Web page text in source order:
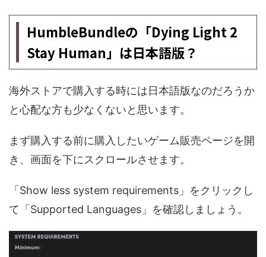
HumbleBundleの「Dying Light 2
Stay Human」は日本語版？
海外ストアで購入する時には日本語版なのだろうか
と心配な方も少なくないと思います。
まず購入する前に購入したいゲーム販売ページを開
き、画面を下にスクロールさせます。
「Show less system requirements」をクリックし
て「Supported Languages」を確認しましょう。